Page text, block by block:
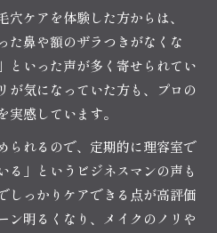
ケアを体験した方からは、
た鼻や額のザラつきがなくな
といった声が多く寄せられてい
が気になっていた方も、プロの
感しています。
られるので、定期的に理容室で
る」というビジネスマンの声も
しっかりケアできる点が高評価
ン明るくなり、メイクのノリや